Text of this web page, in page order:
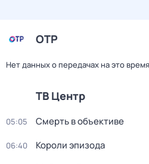
ОТР
Нет данных о передачах на это время
ТВ Центр
05:05 Смерть в объективе
06:40 Короли эпизода